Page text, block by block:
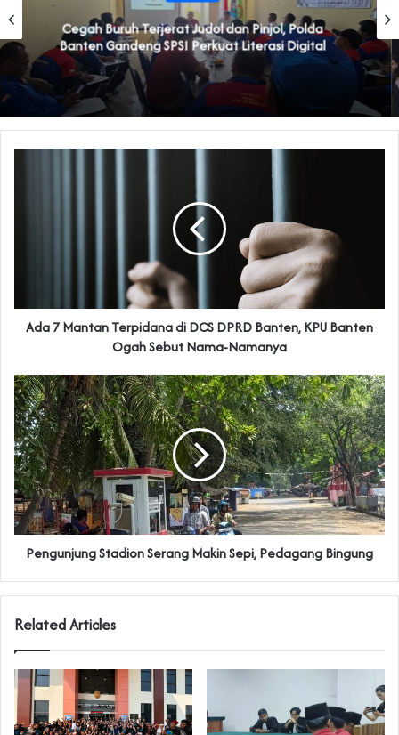
‎Mardiono Dituding Adu Domba dan Bikin Gaduh
Kader PPP di Banten
Ada 7 Mantan Terpidana di DCS DPRD Banten, KPU Banten
Ogah Sebut Nama-Namanya
Pengunjung Stadion Serang Makin Sepi, Pedagang Bingung
Related Articles